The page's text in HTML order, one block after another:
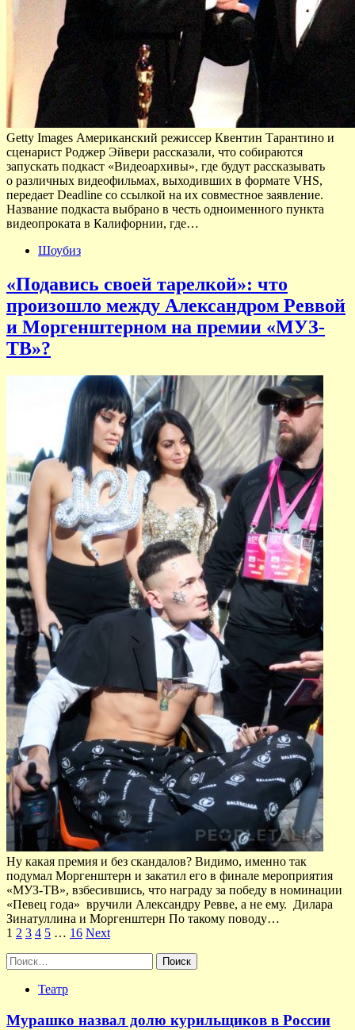
Getty Images Американский режиссер Квентин Тарантино и
сценарист Роджер Эйвери рассказали, что собираются
запускать подкаст «Видеоархивы», где будут рассказывать
о различных видеофильмах, выходивших в формате VHS,
передает Deadline со ссылкой на их совместное заявление.
Название подкаста выбрано в честь одноименного пункта
видеопроката в Калифорнии, где…
Шоубиз
«Подавись своей тарелкой»: что
произошло между Александром Реввой
и Моргенштерном на премии «МУЗ-
ТВ»?
Ну какая премия и без скандалов? Видимо, именно так
подумал Моргенштерн и закатил его в финале мероприятия
«МУЗ-ТВ», взбесившись, что награду за победу в номинации
«Певец года» вручили Александру Ревве, а не ему. Дилара
Зинатуллина и Моргенштерн По такому поводу…
Пагинация
записей
1 2 3 4 5 … 16 Next
Найти:
Театр
Мурашко назвал долю курильщиков в России